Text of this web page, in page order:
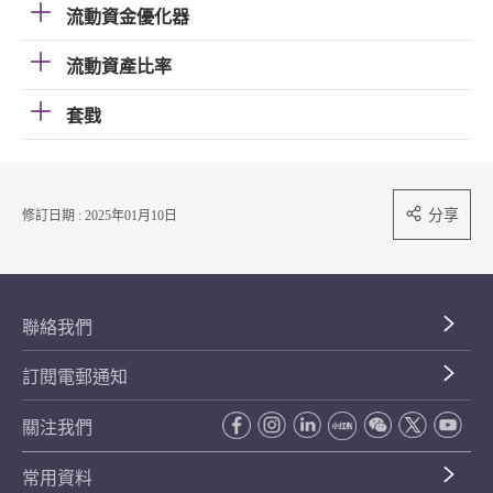
流動資金優化器
流動資產比率
套戥
修訂日期 : 2025年01月10日 分享
聯絡我們
訂閱電郵通知
關注我們
常用資料